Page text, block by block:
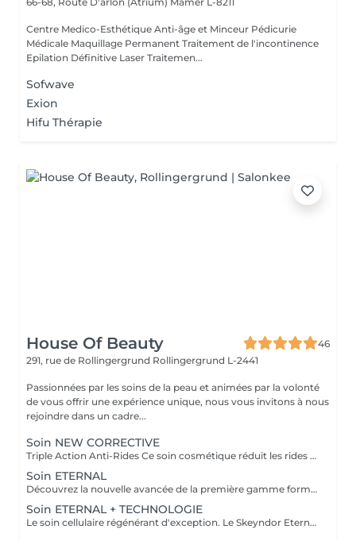
Centre Medico-Esthétique Anti-âge et Minceur Pédicurie
Médicale Maquillage Permanent Traitement de l'incontinence
Epilation Définitive Laser Traitemen...
Sofwave
Exion
Hifu Thérapie
House Of Beauty
46
291, rue de Rollingergrund Rollingergrund L-2441
Passionnées par les soins de la peau et animées par la volonté
de vous offrir une expérience unique, nous vous invitons à nous
rejoindre dans un cadre...
Soin NEW CORRECTIVE
Triple Action Anti-Rides Ce soin cosmétique réduit les rides profondes et les rides d'expression rapidement et efficacement. L'innovante combinaison de trois mécanismes d'action dans un même soin ( Nouveau pouvoir Peeling, Effet combleur plus puissant et effet décontractant plus puissant ) produisent un effet lissant sur les rides les plus profondes. Les rides disparaissent naturellement et progressivement dès la première séance
Soin ETERNAL
Découvrez la nouvelle avancée de la première gamme formulée à partir de cellules souches végétales. Le soin ETERNAL stimule la régénération de toutes les couches de la peau et inverse le processus de vieillissement cellulaire. Sa combinaison de cellules souches végétales stimulent les cellules souches dermo-épidermiques et hypodermiques de la peau, essentielles au maintient de la densité et de l'épaisseur d'une peau jeune. Une peau rajeunie et redensifiée
Soin ETERNAL + TECHNOLOGIE
Le soin cellulaire régénérant d'exception. Le Skeyndor Eternal stimule la vitalité et la longévité des cellules grâce à la puissance des cellules souches végétales et d'actifs hautement nourrissants. Associé à une technologie avancée au choix, ce soin agit en profondeur pour régénérer, raffermir et redonner éclat à la peau. Peau plus ferme, dense et nourrie en profondeur. Rides et ridules visiblement atténuées, teint éclatant, lumineux et revitalisant. Effet jeunesse visible dès la 1 séance Idéal pour: Peaux matures, sèches ou en perte de densité Teints ternes ou fatigués En cure pour un résultat jeunesse durable